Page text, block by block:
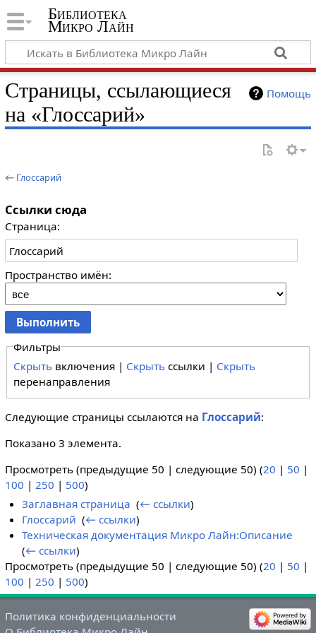
Библиотека
Микро Лайн
Помощь
Страницы, ссылающиеся
на «Глоссарий»
← Глоссарий
Ссылки сюда
Страница:
Пространство имён:
Фильтры
Скрыть включения | Скрыть ссылки | Скрыть
перенаправления
Следующие страницы ссылаются на Глоссарий:
Показано 3 элемента.
Просмотреть (предыдущие 50 | следующие 50) (20 | 50 |
100 | 250 | 500)
Заглавная страница ‎(← ссылки)
Глоссарий ‎(← ссылки)
Техническая документация Микро Лайн:Описание
(← ссылки)
Просмотреть (предыдущие 50 | следующие 50) (20 | 50 |
100 | 250 | 500)
Политика конфиденциальности